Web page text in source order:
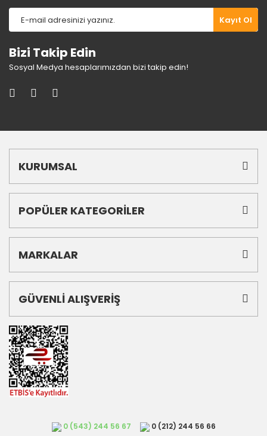
Kayıt Ol
Bizi Takip Edin
Sosyal Medya hesaplarımızdan bizi takip edin!
KURUMSAL
POPÜLER KATEGORİLER
MARKALAR
GÜVENLİ ALIŞVERİŞ
0 (543) 244 56 67 0 (212) 244 56 66